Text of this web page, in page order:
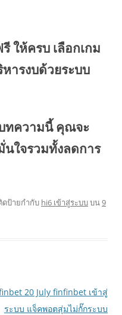
ให้ครบ เลือกเกม
ารงบด้วยระบบ
ทความนี้ คุณจะ
ใจรวมทั้งลดการ
ดป้ายกำกับ hi6 เข้าสู่ระบบบน9
20 July finfinbet เข้าสู่
ระบบ แจ็คพอตสุ่มไม่กั๊กระบบ